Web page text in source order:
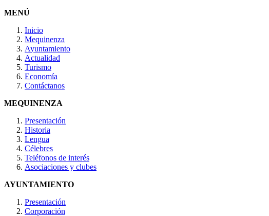
MENÚ
Inicio
Mequinenza
Ayuntamiento
Actualidad
Turismo
Economía
Contáctanos
MEQUINENZA
Presentación
Historia
Lengua
Célebres
Teléfonos de interés
Asociaciones y clubes
AYUNTAMIENTO
Presentación
Corporación